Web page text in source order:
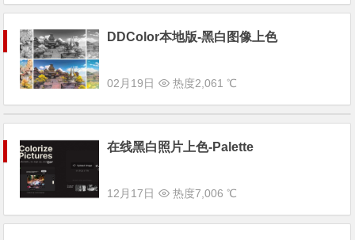
DDColor本地版-黑白图像上色
02月19日 热度2,061 ℃
在线黑白照片上色-Palette
12月17日 热度7,006 ℃